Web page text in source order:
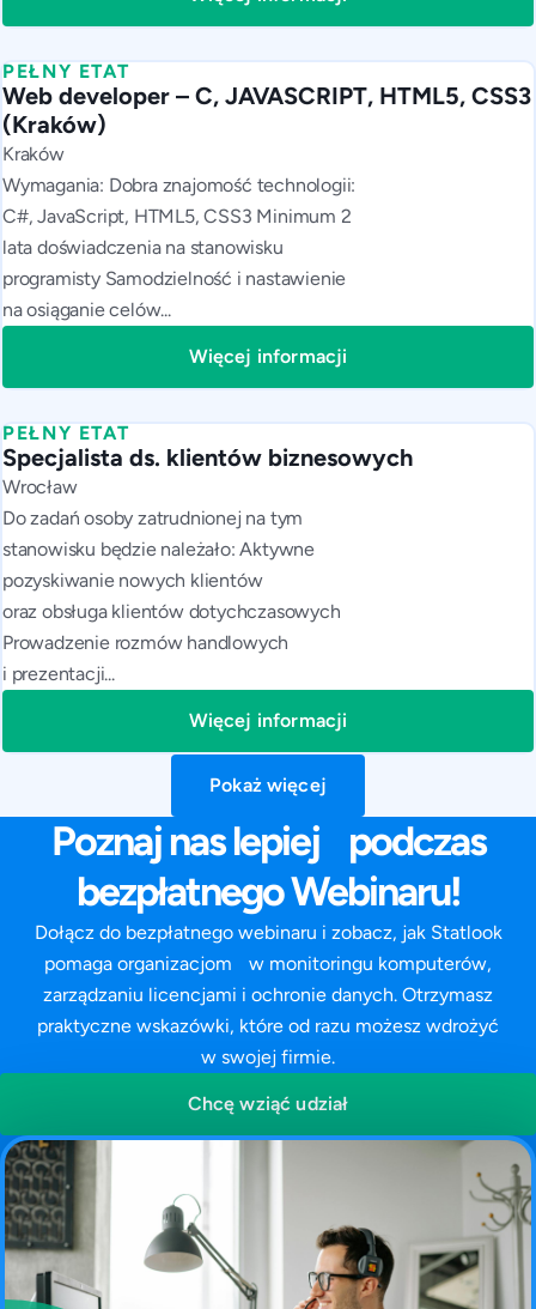
PEŁNY ETAT
Web developer – C, JAVASCRIPT, HTML5, CSS3
(Kraków)
Kraków
Wymagania: Dobra znajomość technologii:
C#, JavaScript, HTML5, CSS3 Minimum 2
lata doświadczenia na stanowisku
programisty Samodzielność i nastawienie
na osiąganie celów...
Więcej informacji
PEŁNY ETAT
Specjalista ds. klientów biznesowych
Wrocław
Do zadań osoby zatrudnionej na tym
stanowisku będzie należało: Aktywne
pozyskiwanie nowych klientów
oraz obsługa klientów dotychczasowych
Prowadzenie rozmów handlowych
i prezentacji...
Więcej informacji
Pokaż więcej
Poznaj nas lepiej podczas
bezpłatnego Webinaru!
Dołącz do bezpłatnego webinaru i zobacz, jak Statlook
pomaga organizacjom w monitoringu komputerów,
zarządzaniu licencjami i ochronie danych. Otrzymasz
praktyczne wskazówki, które od razu możesz wdrożyć
w swojej firmie.
Chcę wziąć udział